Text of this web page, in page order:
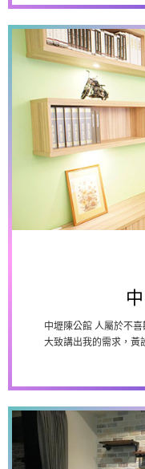
中壢陳公館 人屬於不
大致講出我的需求，黃